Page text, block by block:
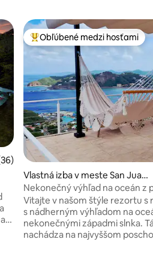
ohodnotenie 4,86 z 5, počet
Najobľúbenejšie medzi hosťami
Obľúbené medzi hosťami
Vlastná izba v meste San Juan
del Sur
Nekonečný výhľad na oceán z
Vitajte v našom štýle rezortu s
s nádherným výhľadom na
nekonečnými západmi slnka. Táto izba sa
nachádza na najvyššom